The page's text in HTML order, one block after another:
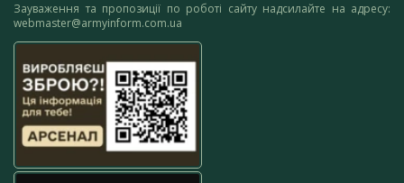
Зауваження та пропозиції по роботі сайту надсилайте на адресу:
webmaster@armyinform.com.ua